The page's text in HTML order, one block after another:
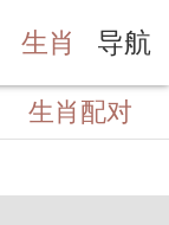
生肖 导航
生肖配对